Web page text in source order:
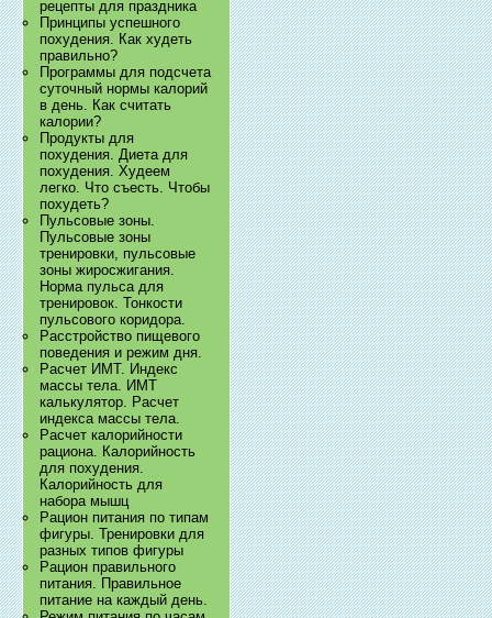
рецепты для праздника
Принципы успешного
похудения. Как худеть
правильно?
Программы для подсчета
суточный нормы калорий
в день. Как считать
калории?
Продукты для
похудения. Диета для
похудения. Худеем
легко. Что съесть. Чтобы
похудеть?
Пульсовые зоны.
Пульсовые зоны
тренировки, пульсовые
зоны жиросжигания.
Норма пульса для
тренировок. Тонкости
пульсового коридора.
Расстройство пищевого
поведения и режим дня.
Расчет ИМТ. Индекс
массы тела. ИМТ
калькулятор. Расчет
индекса массы тела.
Расчет калорийности
рациона. Калорийность
для похудения.
Калорийность для
набора мышц
Рацион питания по типам
фигуры. Тренировки для
разных типов фигуры
Рацион правильного
питания. Правильное
питание на каждый день.